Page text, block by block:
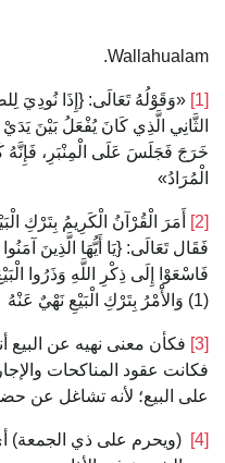
Wallahualam.
[1]
«وَقَوْلُهُ تَعَالَى: {‌إِذَا ‌نُودِيَ
الثَّانِي الَّذِي كَانَ يُفْعَلُ بَيْنَ
خَرَجَ فَجَلَسَ عَلَى الْمِنْبَرِ، فَإِنَّهُ
الْمُرَادُ»
[2]
أَمَرَ الْقُرْآنُ الْكَرِيمُ بِتَرْكِ
فَقَال تَعَالَى: {يَا أَيُّهَا الَّذِينَ
‌فَاسْعَوْا ‌إِلَى ‌ذِكْرِ ‌اللَّهِ ‌وَذَرُوا
(1) وَالأَْمْرُ بِتَرْكِ الْبَيْعِ نَهْيٌ عَنْهُ
[3]
فكأن معنى نهيه عن
فكانت عقود المناكحات
على البيع؛ لأنه تشاغل عن
[4]
(ويحرم على ذي الجمعة)